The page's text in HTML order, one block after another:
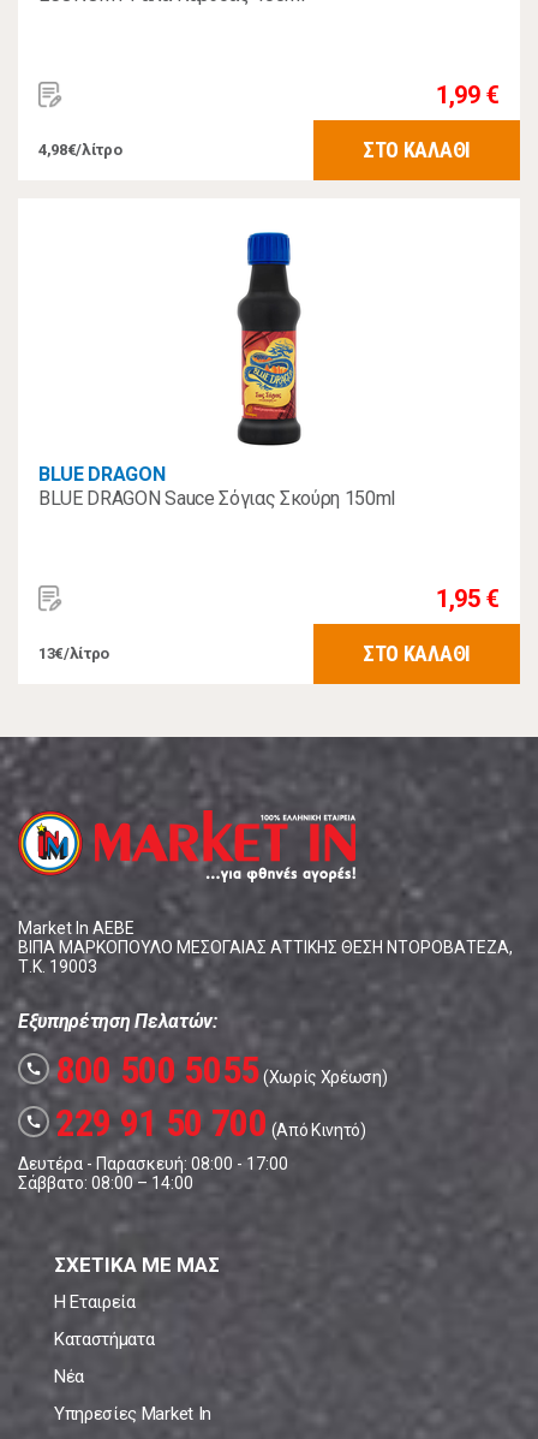
1,99 €
4,98€/λίτρο ΣΤΟ ΚΑΛΑΘΙ
BLUE DRAGON
BLUE DRAGON Sauce Σόγιας Σκούρη 150ml
1,95 €
13€/λίτρο ΣΤΟ ΚΑΛΑΘΙ
Market In ΑΕΒΕ
ΒΙΠΑ ΜΑΡΚΟΠΟΥΛΟ ΜΕΣΟΓΑΙΑΣ ΑΤΤΙΚΗΣ ΘΕΣΗ ΝΤΟΡΟΒΑΤΕΖΑ,
Τ.Κ. 19003
Εξυπηρέτηση Πελατών:
call 800 500 5055(Χωρίς Χρέωση)
call 229 91 50 700 (Από Κινητό)
Δευτέρα - Παρασκευή: 08:00 - 17:00
Σάββατο: 08:00 – 14:00
ΣΧΕΤΙΚΑ ΜΕ ΜΑΣ
Η Εταιρεία
Καταστήματα
Νέα
Υπηρεσίες Market In